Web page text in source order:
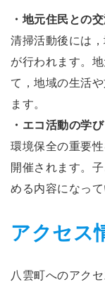
・地元住民との
清掃活動後には
が行われます。
て，地域の生活
ます。
・エコ活動の学び
環境保全の重要
開催されます。
める内容になって
アクセス
八雲町へのアク